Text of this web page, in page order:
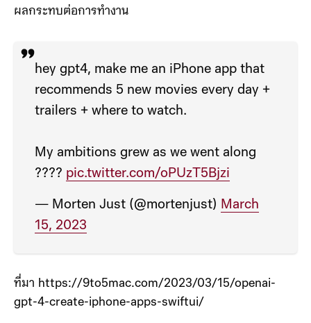
ผลกระทบต่อการทำงาน
hey gpt4, make me an iPhone app that
recommends 5 new movies every day +
trailers + where to watch.
My ambitions grew as we went along
???? pic.twitter.com/oPUzT5Bjzi
— Morten Just (@mortenjust) March
15, 2023
ที่มา https://9to5mac.com/2023/03/15/openai-
gpt-4-create-iphone-apps-swiftui/